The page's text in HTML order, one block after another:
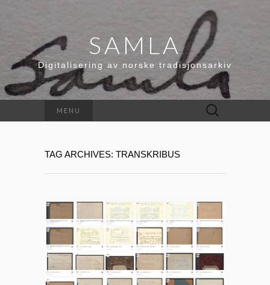
SAMLA
Digitalisering av norske tradisjonsarkiv
MENU
Leit
etter:
TAG ARCHIVES: TRANSKRIBUS